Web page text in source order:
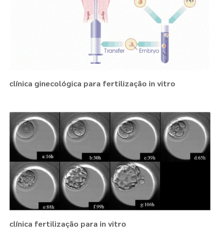
clínica ginecológica para fertilização in vitro
clínica fertilização para in vitro